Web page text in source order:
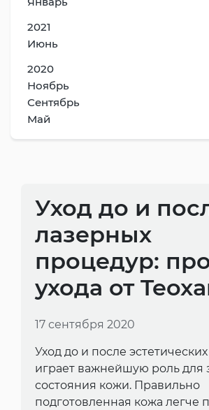
2021
Июнь
2020
Ноябрь
Сентябрь
Май
Уход до и
лазерных
процедур:
ухода от
17 сентября 2020
Уход до и после
играет важнейшую роль для
состояния кожи. Правильно
подготовленная кожа легче